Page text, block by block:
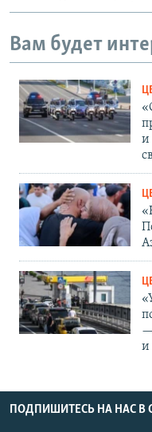
Вам будет
и
—
и
ПОДПИШИТЕСЬ НА НАС В